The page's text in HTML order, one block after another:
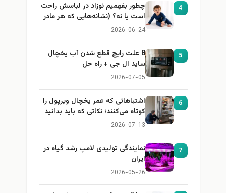
4
چطور بفهمیم نوزاد در لباسش راحت
است یا نه؟ (نشانه‌هایی که هر مادر
باید بداند)
2026-06-24
5
8 علت رایج قطع شدن آب یخچال
ساید ال جی + راه حل
2026-07-05
6
اشتباهاتی که عمر یخچال ویرپول را
کوتاه می‌کنند؛ نکاتی که باید بدانید
2026-07-13
7
نمایندگی تولیدی لامپ رشد گیاه در
ایران
2026-05-26